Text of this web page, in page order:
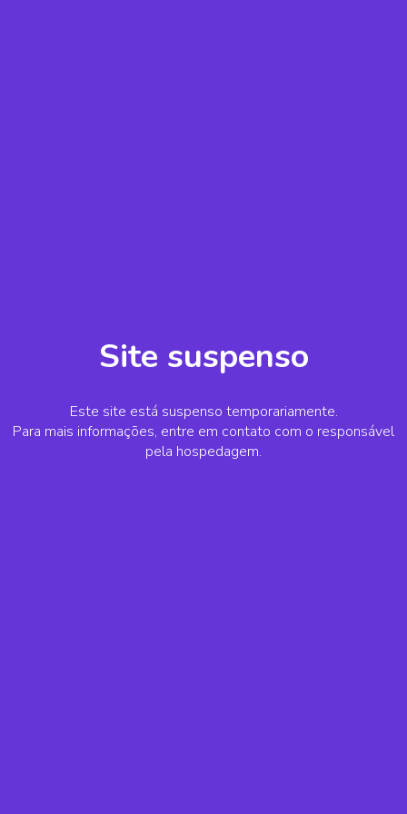
Site suspenso
Este site está suspenso temporariamente.
Para mais informações, entre em contato com o responsável
pela hospedagem.